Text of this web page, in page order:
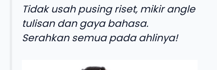
Tidak usah pusing riset, mikir angle
tulisan dan gaya bahasa.
Serahkan semua pada ahlinya!